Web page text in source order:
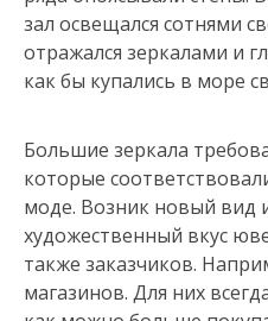
зал освещался сотнями
отражался зеркалами и
как бы купались в море
Большие зеркала
которые
моде. Возник новый вид
художественный вкус
также заказчиков.
магазинов. Для них